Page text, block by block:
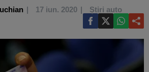
17 iun. 2020 Știri auto